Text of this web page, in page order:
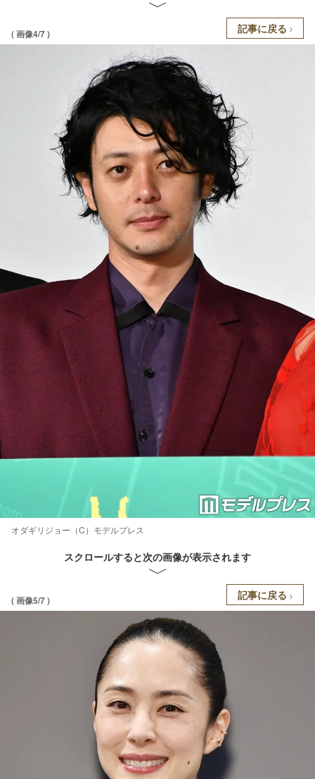
( 画像4/7 ) 記事に戻る
オダギリジョー（C）モデルプレス
スクロールすると次の画像が表示されます
( 画像5/7 ) 記事に戻る